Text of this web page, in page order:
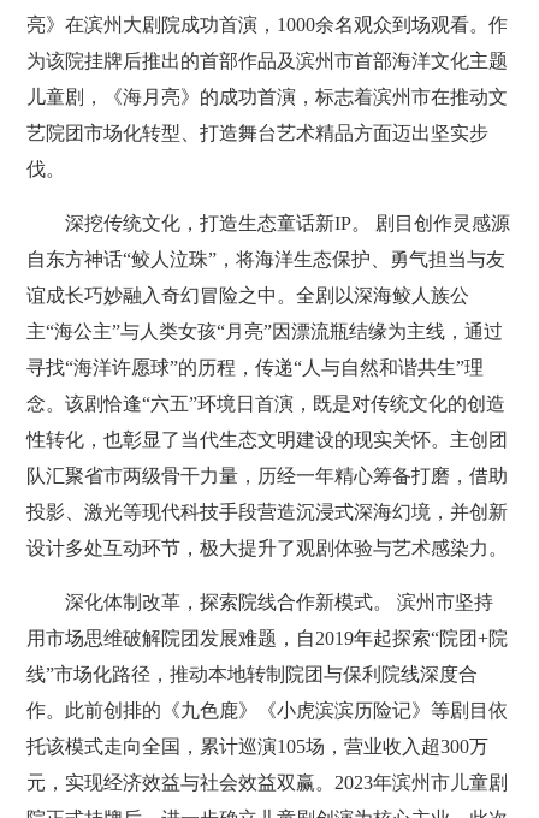
亮》在滨州大剧院成功首演，1000余名观众到场观看。作
为该院挂牌后推出的首部作品及滨州市首部海洋文化主题
儿童剧，《海月亮》的成功首演，标志着滨州市在推动文
艺院团市场化转型、打造舞台艺术精品方面迈出坚实步
伐。
深挖传统文化，打造生态童话新IP。 剧目创作灵感源
自东方神话“鲛人泣珠”，将海洋生态保护、勇气担当与友
谊成长巧妙融入奇幻冒险之中。全剧以深海鲛人族公
主“海公主”与人类女孩“月亮”因漂流瓶结缘为主线，通过
寻找“海洋许愿球”的历程，传递“人与自然和谐共生”理
念。该剧恰逢“六五”环境日首演，既是对传统文化的创造
性转化，也彰显了当代生态文明建设的现实关怀。主创团
队汇聚省市两级骨干力量，历经一年精心筹备打磨，借助
投影、激光等现代科技手段营造沉浸式深海幻境，并创新
设计多处互动环节，极大提升了观剧体验与艺术感染力。
深化体制改革，探索院线合作新模式。 滨州市坚持
用市场思维破解院团发展难题，自2019年起探索“院团+院
线”市场化路径，推动本地转制院团与保利院线深度合
作。此前创排的《九色鹿》《小虎滨滨历险记》等剧目依
托该模式走向全国，累计巡演105场，营业收入超300万
元，实现经济效益与社会效益双赢。2023年滨州市儿童剧